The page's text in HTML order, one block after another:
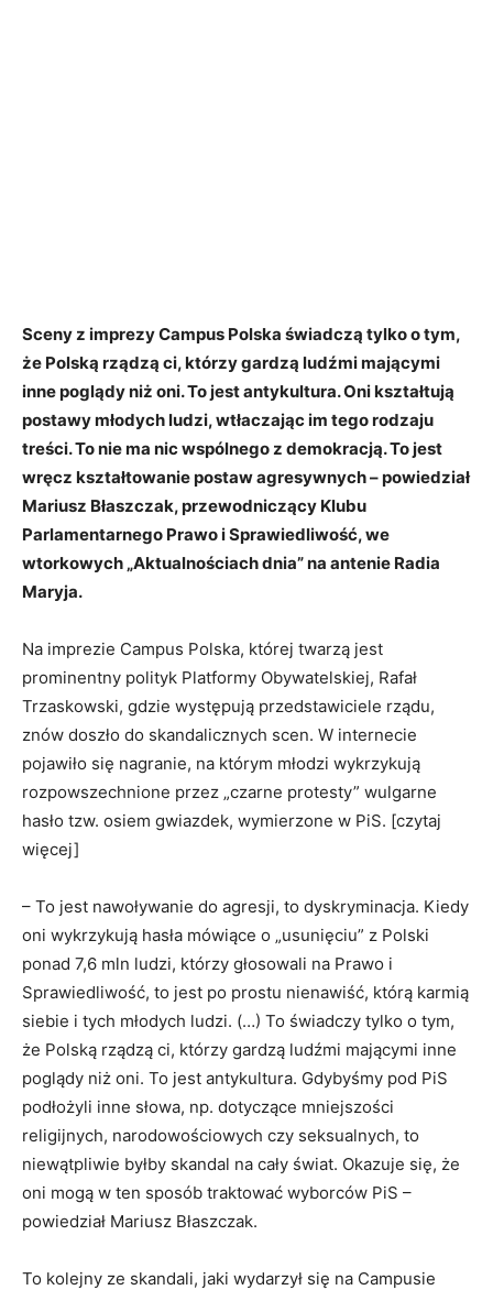
Sceny z imprezy Campus Polska świadczą tylko o tym,
że Polską rządzą ci, którzy gardzą ludźmi mającymi
inne poglądy niż oni. To jest antykultura. Oni kształtują
postawy młodych ludzi, wtłaczając im tego rodzaju
treści. To nie ma nic wspólnego z demokracją. To jest
wręcz kształtowanie postaw agresywnych – powiedział
Mariusz Błaszczak, przewodniczący Klubu
Parlamentarnego Prawo i Sprawiedliwość, we
wtorkowych „Aktualnościach dnia” na antenie Radia
Maryja.
Na imprezie Campus Polska, której twarzą jest
prominentny polityk Platformy Obywatelskiej, Rafał
Trzaskowski, gdzie występują przedstawiciele rządu,
znów doszło do skandalicznych scen. W internecie
pojawiło się nagranie, na którym młodzi wykrzykują
rozpowszechnione przez „czarne protesty” wulgarne
hasło tzw. osiem gwiazdek, wymierzone w PiS. [czytaj
więcej]
– To jest nawoływanie do agresji, to dyskryminacja. Kiedy
oni wykrzykują hasła mówiące o „usunięciu” z Polski
ponad 7,6 mln ludzi, którzy głosowali na Prawo i
Sprawiedliwość, to jest po prostu nienawiść, którą karmią
siebie i tych młodych ludzi. (…) To świadczy tylko o tym,
że Polską rządzą ci, którzy gardzą ludźmi mającymi inne
poglądy niż oni. To jest antykultura. Gdybyśmy pod PiS
podłożyli inne słowa, np. dotyczące mniejszości
religijnych, narodowościowych czy seksualnych, to
niewątpliwie byłby skandal na cały świat. Okazuje się, że
oni mogą w ten sposób traktować wyborców PiS –
powiedział Mariusz Błaszczak.
To kolejny ze skandali, jaki wydarzył się na Campusie